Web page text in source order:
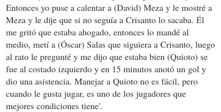
Entonces yo puse a calentar a (David) Meza y le mostré a
Meza y le dije que si no seguía a Crisanto lo sacaba. Él
me gritó que estaba ahogado, entonces lo mandé al
medio, metí a (Óscar) Salas que siguiera a Crisanto, luego
al rato le pregunté y me dijo que estaba bien (Quioto) se
fue al costado izquierdo y en 15 minutos anotó un gol y
dio una asistencia. Manejar a Quioto no es fácil, pero
cuando le gusta jugar, es uno de los jugadores que
mejores condiciones tiene'.